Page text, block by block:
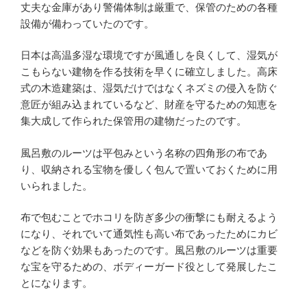
丈夫な金庫があり警備体制は厳重で、保管のための各種
設備が備わっていたのです。
日本は高温多湿な環境ですが風通しを良くして、湿気が
こもらない建物を作る技術を早くに確立しました。高床
式の木造建築は、湿気だけではなくネズミの侵入を防ぐ
意匠が組み込まれているなど、財産を守るための知恵を
集大成して作られた保管用の建物だったのです。
風呂敷のルーツは平包みという名称の四角形の布であ
り、収納される宝物を優しく包んで置いておくために用
いられました。
布で包むことでホコリを防ぎ多少の衝撃にも耐えるよう
になり、それでいて通気性も高い布であったためにカビ
などを防ぐ効果もあったのです。風呂敷のルーツは重要
な宝を守るための、ボディーガード役として発展したこ
とになります。